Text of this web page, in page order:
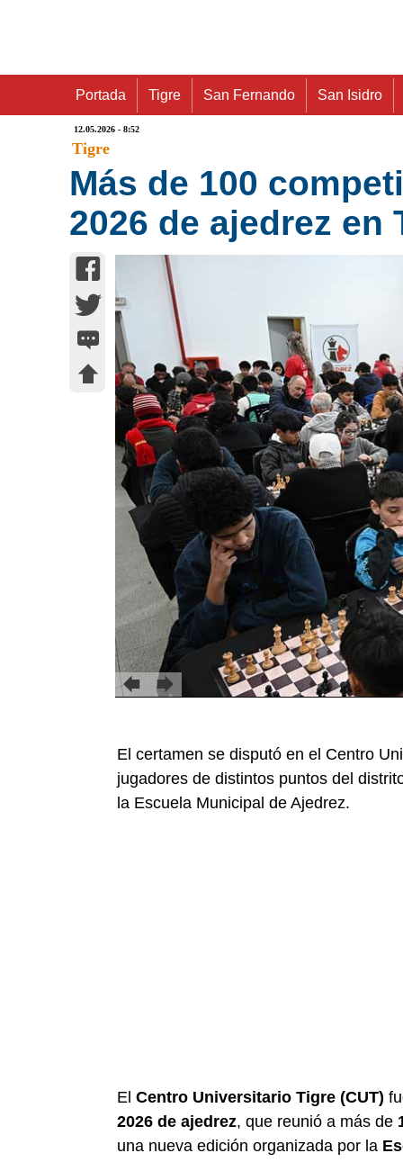
Portada Tigre San Fernando San Isidro
12.05.2026 - 8:52
Tigre
Más de 100
2026 de ajedrez en
El certamen se disputó en el Centro
jugadores de distintos puntos del
la Escuela Municipal de Ajedrez.
El Centro Universitario Tigre (CUT)
2026 de ajedrez, que reunió a más de
una nueva edición organizada por la